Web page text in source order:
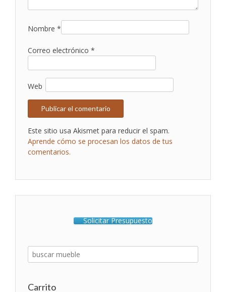
Nombre *
Correo electrónico *
Web
Este sitio usa Akismet para reducir el spam.
Aprende cómo se procesan los datos de tus
comentarios.
Solicitar Presupuesto
Carrito